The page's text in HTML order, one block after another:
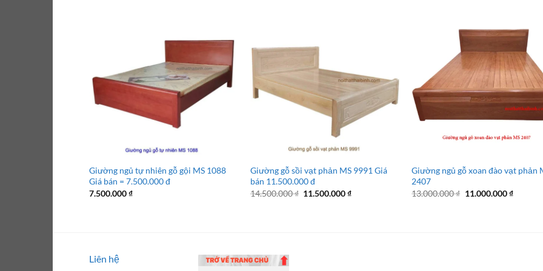
Giường ngủ tự nhiên gỗ gội MS 1088
Giá bán = 7.500.000 đ
7.500.000₫
Giường gỗ sồi vạt phản MS 9991 Giá
bán 11.500.000 đ
14.500.000₫ Giá
11.500.000₫Giá
Giường ngủ gỗ xoan đào vạt phản
2407
13.000.000₫ Giá
11.000.000₫Giá
Liên hệ